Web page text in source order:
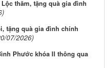
thăm, tặng quà gia đình
tặng quà gia đình chính
07/2026)
Phước khóa II thông qua